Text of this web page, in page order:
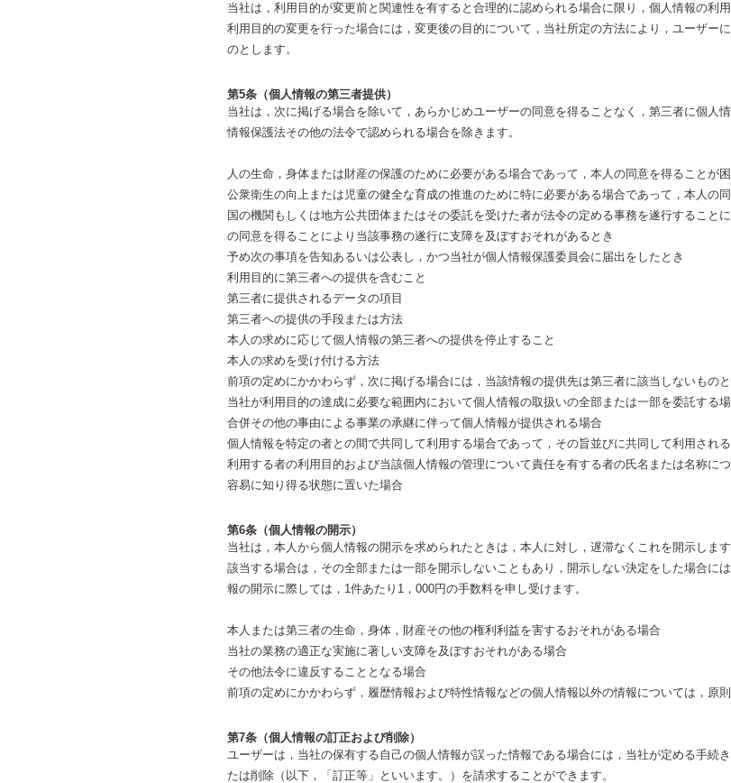
当社は，利用目的が変更前と関連性を有すると合理的に認められる場合に限り，個人情報の利
利用目的の変更を行った場合には，変更後の目的について，当社所定の方法により，ユーザー
のとします。
第5条（個人情報の第三者提供）
当社は，次に掲げる場合を除いて，あらかじめユーザーの同意を得ることなく，第三者に個人
情報保護法その他の法令で認められる場合を除きます。
人の生命，身体または財産の保護のために必要がある場合であって，本人の同意を得ることが
公衆衛生の向上または児童の健全な育成の推進のために特に必要がある場合であって，本人の
国の機関もしくは地方公共団体またはその委託を受けた者が法令の定める事務を遂行すること
の同意を得ることにより当該事務の遂行に支障を及ぼすおそれがあるとき
予め次の事項を告知あるいは公表し，かつ当社が個人情報保護委員会に届出をしたとき
利用目的に第三者への提供を含むこと
第三者に提供されるデータの項目
第三者への提供の手段または方法
本人の求めに応じて個人情報の第三者への提供を停止すること
本人の求めを受け付ける方法
前項の定めにかかわらず，次に掲げる場合には，当該情報の提供先は第三者に該当しないものと
当社が利用目的の達成に必要な範囲内において個人情報の取扱いの全部または一部を委託する
合併その他の事由による事業の承継に伴って個人情報が提供される場合
個人情報を特定の者との間で共同して利用する場合であって，その旨並びに共同して利用され
利用する者の利用目的および当該個人情報の管理について責任を有する者の氏名または名称に
容易に知り得る状態に置いた場合
第6条（個人情報の開示）
当社は，本人から個人情報の開示を求められたときは，本人に対し，遅滞なくこれを開示しま
該当する場合は，その全部または一部を開示しないこともあり，開示しない決定をした場合に
報の開示に際しては，1件あたり1，000円の手数料を申し受けます。
本人または第三者の生命，身体，財産その他の権利利益を害するおそれがある場合
当社の業務の適正な実施に著しい支障を及ぼすおそれがある場合
その他法令に違反することとなる場合
前項の定めにかかわらず，履歴情報および特性情報などの個人情報以外の情報については，原則
第7条（個人情報の訂正および削除）
ユーザーは，当社の保有する自己の個人情報が誤った情報である場合には，当社が定める手続
たは削除（以下，「訂正等」といいます。）を請求することができます。